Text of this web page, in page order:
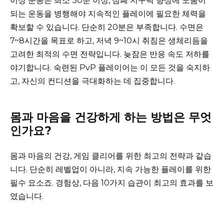
되는 운동을 병행해야 지속적인 플레이에 필요한 체력을
확보할 수 있습니다. 단순히 20분은 부족합니다. 수면은
7~8시간을 목표로 하고, 저녁 9~10시 취침은 생체리듬을
고려한 최적의 수면 전략입니다. 늦잠은 반응 속도 저하를
야기합니다. 숙련된 PvP 플레이어는 이 모든 것을 숙지하
고, 자신의 컨디션을 극대화하는 데 집중합니다.
몸과 마음을 건강하게 하는 방법은 무엇
인가요?
몸과 마음의 건강, 게임 클리어를 위한 최고의 전략과 같습
니다. 단순히 레벨업이 아니라, 지속 가능한 플레이를 위한
필수 요소죠. 경험상, 다음 10가지 습관이 최고의 효과를 보
였습니다.